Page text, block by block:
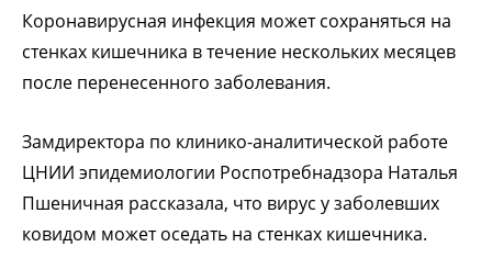
Коронавирусная инфекция может сохраняться на
стенках кишечника в течение нескольких месяцев
после перенесенного заболевания.
Замдиректора по клинико-аналитической работе
ЦНИИ эпидемиологии Роспотребнадзора Наталья
Пшеничная рассказала, что вирус у заболевших
ковидом может оседать на стенках кишечника.